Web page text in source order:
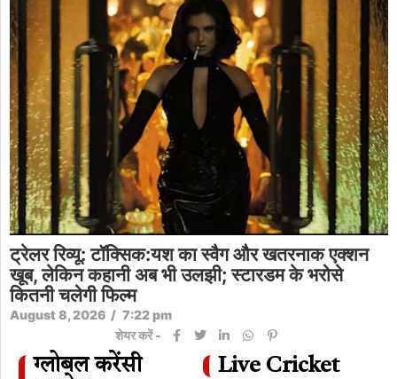
ट्रेलर रिव्यू: टॉक्सिक:यश का स्वैग और खतरनाक एक्शन
खूब, लेकिन कहानी अब भी उलझी; स्टारडम के भरोसे
कितनी चलेगी फिल्म
August 8, 2026 / 7:22 pm
शेयर करें -
ग्लोबल करेंसी
Live Cricket